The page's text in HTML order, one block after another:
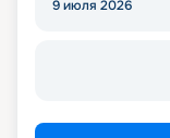
9 июля 2026